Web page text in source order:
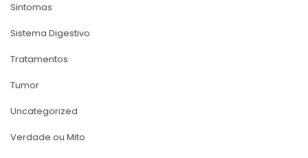
Sintoma
Sistema Digestivo
Tratamento
Tumor
Uncategorized
Verdade ou Mito